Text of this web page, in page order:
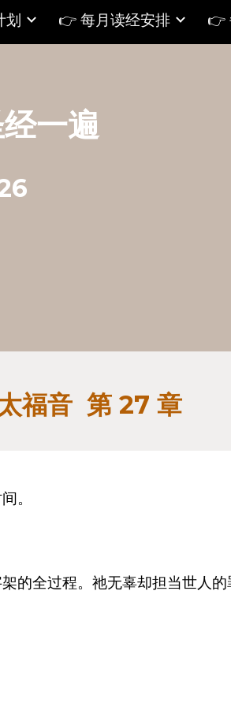
Skip to
划 👉 每月读经安排 👉
经一遍
福音 第 27 章
。
的全过程。祂无辜却担当世人